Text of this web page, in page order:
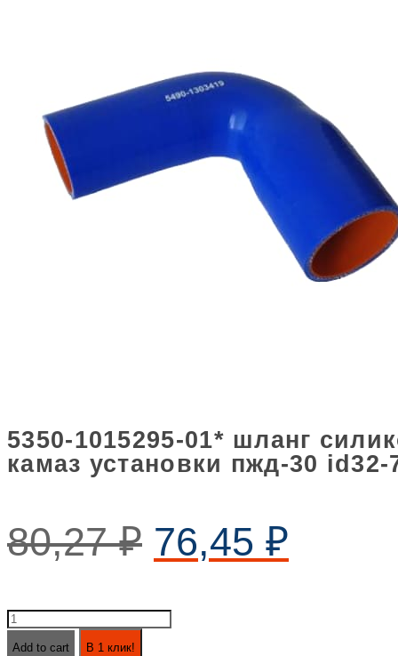
5350-1015295-01* шланг
камаз установки пжд-30 id32-
80,27₽ 76,45 ₽
5350-
Add to cart В 1 клик!